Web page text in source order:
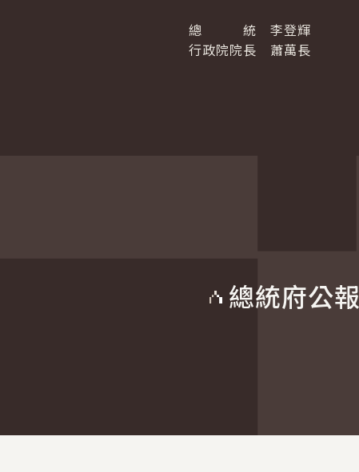
總 統 李登輝
行政院院長 蕭萬長
總統府公報